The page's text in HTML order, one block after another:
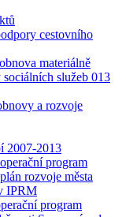
cestovního
materiálně
služeb 013
a rozvoje
2007-2013
program
rozvoje města
IPRM
program